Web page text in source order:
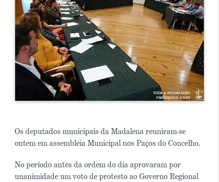
Os deputados municipais da Madalena reuniram-se
ontem em assembleia Municipal nos Paços do Concelho.
No período antes da ordem do dia aprovaram por
unanimidade um voto de protesto ao Governo Regional